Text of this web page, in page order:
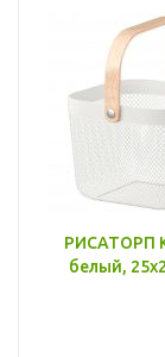
РИСАТОРП
белый,